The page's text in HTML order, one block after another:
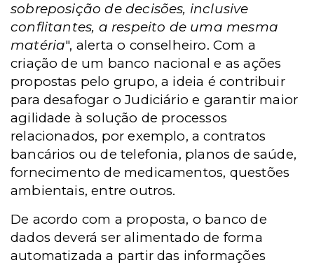
sobreposição de decisões, inclusive
conflitantes, a respeito de uma mesma
matéria", alerta o conselheiro. Com a
criação de um banco nacional e as ações
propostas pelo grupo, a ideia é contribuir
para desafogar o Judiciário e garantir maior
agilidade à solução de processos
relacionados, por exemplo, a contratos
bancários ou de telefonia, planos de saúde,
fornecimento de medicamentos, questões
ambientais, entre outros.
De acordo com a proposta, o banco de
dados deverá ser alimentado de forma
automatizada a partir das informações